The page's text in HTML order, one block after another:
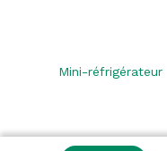
Mini-réfrigérateur